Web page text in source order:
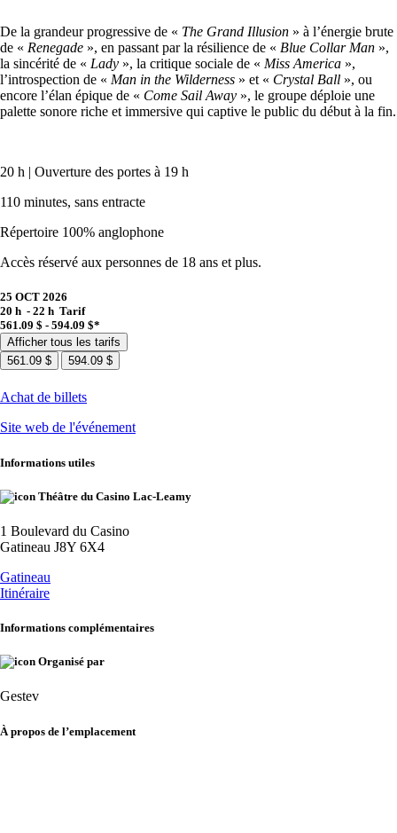
De la grandeur progressive de « The Grand Illusion » à l’énergie brute
de « Renegade », en passant par la résilience de « Blue Collar Man »,
la sincérité de « Lady », la critique sociale de « Miss America »,
l’introspection de « Man in the Wilderness » et « Crystal Ball », ou
encore l’élan épique de « Come Sail Away », le groupe déploie une
palette sonore riche et immersive qui captive le public du début à la fin.
20 h | Ouverture des portes à 19 h
110 minutes, sans entracte
Répertoire 100% anglophone
Accès réservé aux personnes de 18 ans et plus.
25 OCT 2026
20 h - 22 h Tarif
561.09 $ - 594.09 $*
Afficher tous les tarifs
561.09 $
594.09 $
Achat de billets
Site web de l'événement
Informations utiles
Théâtre du Casino Lac-Leamy
1 Boulevard du Casino
Gatineau J8Y 6X4
Gatineau
Itinéraire
Informations complémentaires
Organisé par
Gestev
À propos de l’emplacement